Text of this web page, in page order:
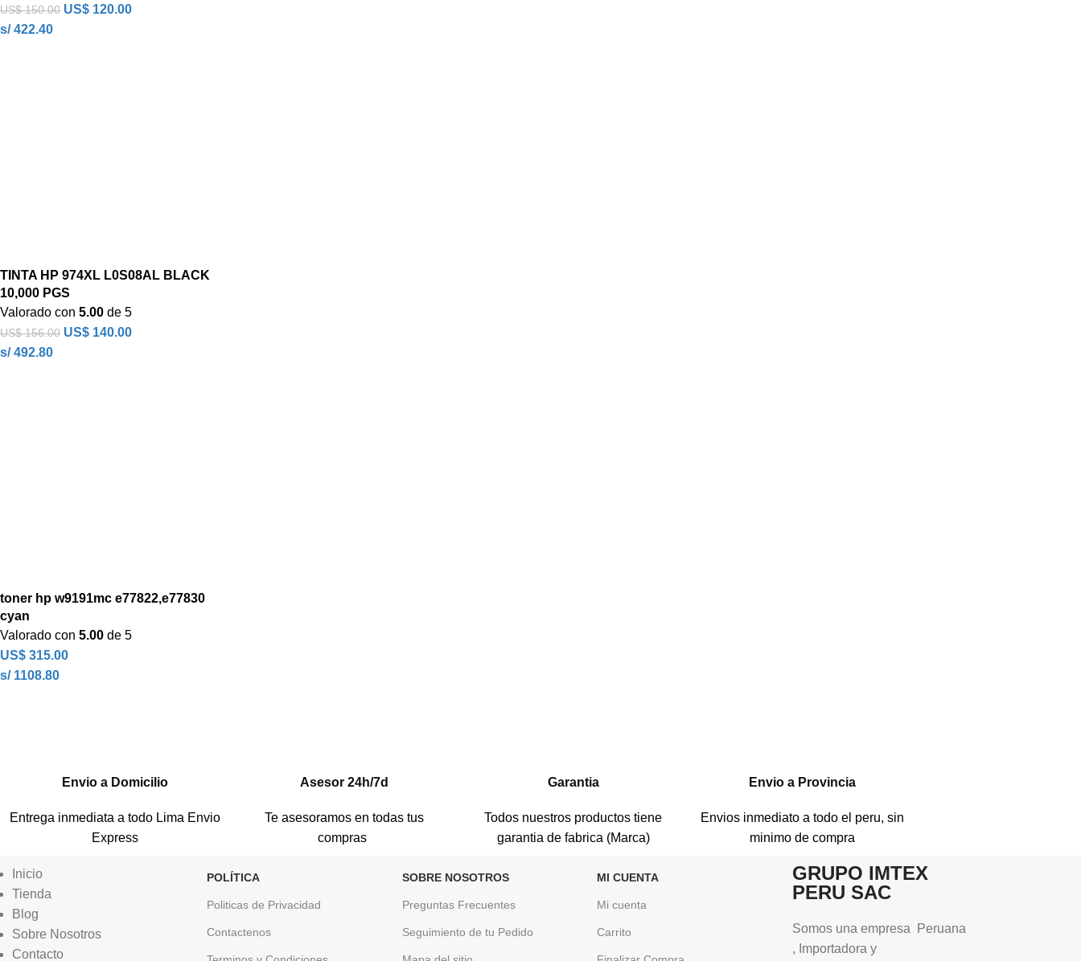
US$150.00 US$ 120.00
s/ 422.40
TINTA HP 974XL L0S08AL BLACK
10,000 PGS
Valorado con 5.00 de 5
US$156.00 US$ 140.00
s/ 492.80
toner hp w9191mc e77822,e77830
cyan
Valorado con 5.00 de 5
US$ 315.00
s/ 1108.80
Envio a Domicilio
Entrega inmediata a todo Lima Envio
Express
Asesor 24h/7d
Te asesoramos en todas tus
compras
Garantia
Todos nuestros productos tiene
garantia de fabrica (Marca)
Envio a Provincia
Envios inmediato a todo el peru, sin
minimo de compra
Inicio
Tienda
Blog
Sobre Nosotros
Contacto
POLÍTICA
Politicas de Privacidad
Contactenos
SOBRE NOSOTROS
Preguntas Frecuentes
Seguimiento de tu Pedido
MI CUENTA
Mi cuenta
Carrito
GRUPO IMTEX
PERU SAC
Somos una empresa Peruana
, Importadora y